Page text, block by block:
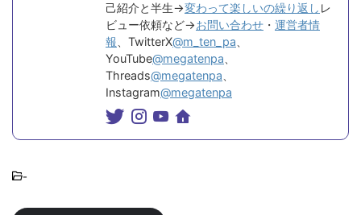
己紹介と半生→変わって楽しいの繰り返し レ
ビュー依頼など→お問い合わせ ・ 運営者情
報 、TwitterX@m_ten_pa
YouTube@megatenpa
Threads@megatenpa
Instagram@megatenpa
-